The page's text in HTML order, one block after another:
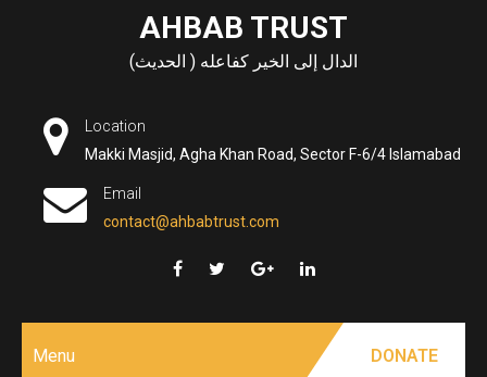
AHBAB TRUST
الدال إلى الخير كفاعله ( الحديث)
Location
Makki Masjid, Agha Khan Road, Sector F-6/4 Islamabad
Email
contact@ahbabtrust.com
Menu DONATE